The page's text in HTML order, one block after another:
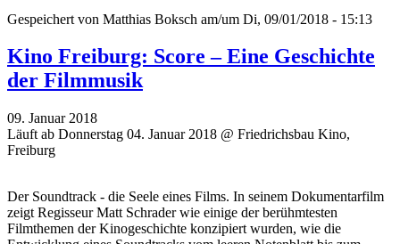
Gespeichert von Matthias Boksch am/um Di, 09/01/2018 - 15:13
Kino Freiburg: Score – Eine Geschichte
der Filmmusik
09. Januar 2018
Läuft ab Donnerstag 04. Januar 2018 @ Friedrichsbau Kino,
Freiburg
Der Soundtrack - die Seele eines Films. In seinem Dokumentarfilm
zeigt Regisseur Matt Schrader wie einige der berühmtesten
Filmthemen der Kinogeschichte konzipiert wurden, wie die